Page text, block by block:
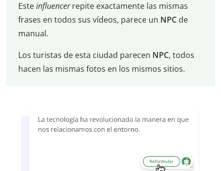
Esteinfluencerrepite exactamente las mismas
frases en todos sus vídeos, parece un NPCde
manual.
Los turistas de esta ciudad parecen NPC, todos
hacen las mismas fotos en los mismos sitios.